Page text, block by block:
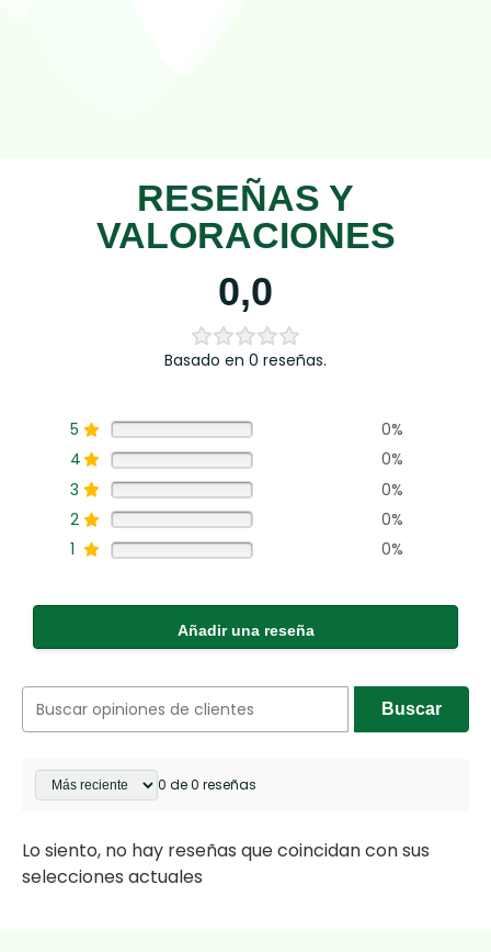
RESEÑAS Y
VALORACIONES
0,0
Basado en 0 reseñas.
5
0%
4
0%
3
0%
2
0%
1
0%
Añadir una reseña
Buscar
0 de 0 reseñas
Lo siento, no hay reseñas que coincidan con sus
selecciones actuales